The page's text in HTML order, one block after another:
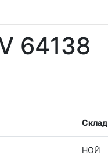
64138
Склад
НОЙ